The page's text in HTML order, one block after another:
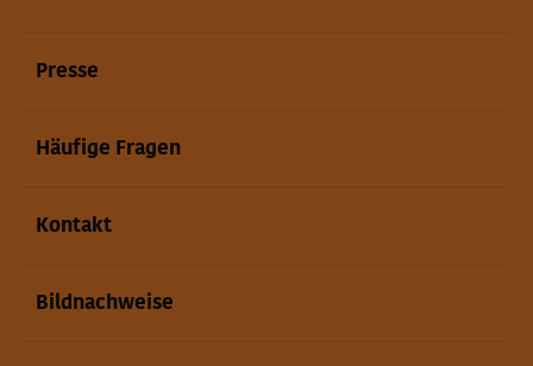
Presse
Häufige Fragen
Kontakt
Bildnachweise